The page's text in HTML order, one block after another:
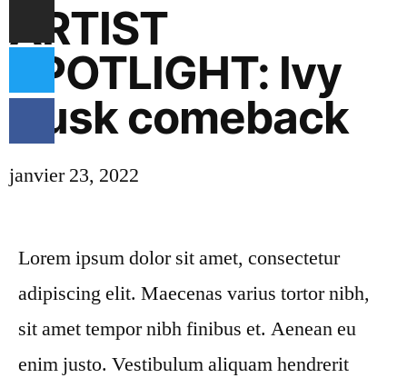
ARTIST
SPOTLIGHT: Ivy
Dusk comeback
janvier 23, 2022
Lorem ipsum dolor sit amet, consectetur
adipiscing elit. Maecenas varius tortor nibh,
sit amet tempor nibh finibus et. Aenean eu
enim justo. Vestibulum aliquam hendrerit